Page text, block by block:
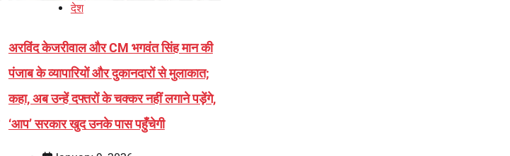
देश
अरविंद केजरीवाल और CM भगवंत सिंह मान की
पंजाब के व्यापारियों और दुकानदारों से मुलाकात;
कहा, अब उन्हें दफ्तरों के चक्कर नहीं लगाने पड़ेंगे,
‘आप’ सरकार खुद उनके पास पहुँचेगी